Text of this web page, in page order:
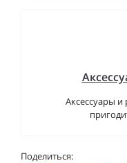
Аксессуары
Поделиться: